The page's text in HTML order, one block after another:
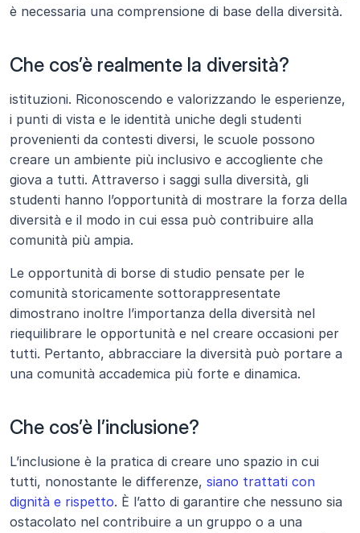
è necessaria una comprensione di base della diversità.
Che cos’è realmente la diversità?
istituzioni. Riconoscendo e valorizzando le esperienze,
i punti di vista e le identità uniche degli studenti
provenienti da contesti diversi, le scuole possono
creare un ambiente più inclusivo e accogliente che
giova a tutti. Attraverso i saggi sulla diversità, gli
studenti hanno l’opportunità di mostrare la forza della
diversità e il modo in cui essa può contribuire alla
comunità più ampia.
Le opportunità di borse di studio pensate per le
comunità storicamente sottorappresentate
dimostrano inoltre l’importanza della diversità nel
riequilibrare le opportunità e nel creare occasioni per
tutti. Pertanto, abbracciare la diversità può portare a
una comunità accademica più forte e dinamica.
Che cos’è l’inclusione?
L’inclusione è la pratica di creare uno spazio in cui
tutti, nonostante le differenze, siano trattati con
dignità e rispetto. È l’atto di garantire che nessuno sia
ostacolato nel contribuire a un gruppo o a una